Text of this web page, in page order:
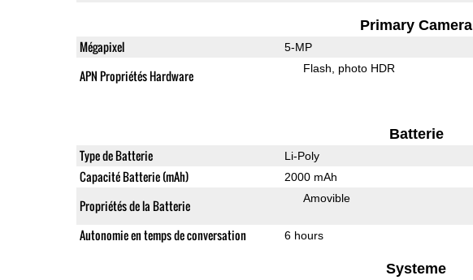
Primary Camera
Mégapixel 5-MP
APN Propriétés Hardware Flash photo HDR
Batterie
Type de Batterie Li-Poly
Capacité Batterie (mAh) 2000 mAh
Propriétés de la Batterie Amovible
Autonomie en temps de conversation 6 hours
Systeme